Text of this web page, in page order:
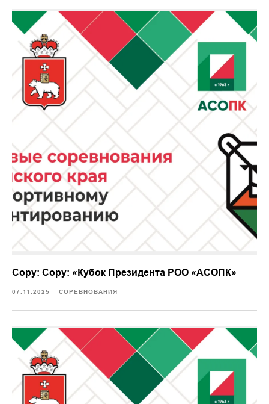
Copy: Copy: «Кубок Президента РОО «АСОПК»
07.11.2025 СОРЕВНОВАНИЯ